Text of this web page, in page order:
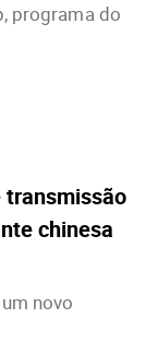
programa do
transmissão
chinesa
novo